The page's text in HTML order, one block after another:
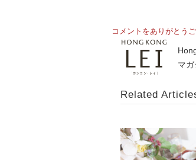
コメントをありがとう
マガ
Related